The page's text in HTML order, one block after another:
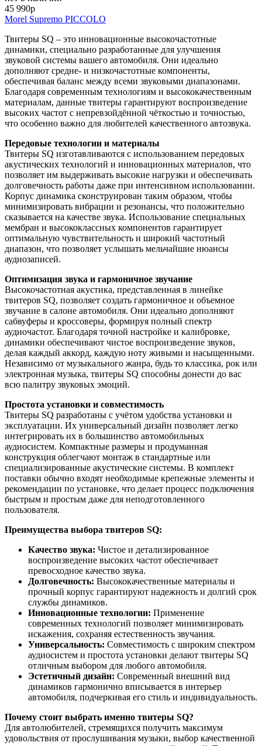
45 990p
Morel Supremo PICCOLO
Твитеры SQ – это инновационные высокочастотные
динамики, специально разработанные для улучшения
звуковой системы вашего автомобиля. Они идеально
дополняют средне- и низкочастотные компоненты,
обеспечивая баланс между всеми звуковыми диапазонами.
Благодаря современным технологиям и высококачественным
материалам, данные твитеры гарантируют воспроизведение
высоких частот с непревзойдённой чёткостью и точностью,
что особенно важно для любителей качественного автозвука.
Передовые технологии и материалы
Твитеры SQ изготавливаются с использованием передовых
акустических технологий и инновационных материалов, что
позволяет им выдерживать высокие нагрузки и обеспечивать
долговечность работы даже при интенсивном использовании.
Корпус динамика сконструирован таким образом, чтобы
минимизировать вибрации и резонансы, что положительно
сказывается на качестве звука. Использование специальных
мембран и высококлассных компонентов гарантирует
оптимальную чувствительность и широкий частотный
диапазон, что позволяет услышать мельчайшие нюансы
аудиозаписей.
Оптимизация звука и гармоничное звучание
Высокочастотная акустика, представленная в линейке
твитеров SQ, позволяет создать гармоничное и объемное
звучание в салоне автомобиля. Они идеально дополняют
сабвуферы и кроссоверы, формируя полный спектр
аудиочастот. Благодаря точной настройке и калибровке,
динамики обеспечивают чистое воспроизведение звуков,
делая каждый аккорд, каждую ноту живыми и насыщенными.
Независимо от музыкального жанра, будь то классика, рок или
электронная музыка, твитеры SQ способны донести до вас
всю палитру звуковых эмоций.
Простота установки и совместимость
Твитеры SQ разработаны с учётом удобства установки и
эксплуатации. Их универсальный дизайн позволяет легко
интегрировать их в большинство автомобильных
аудиосистем. Компактные размеры и продуманная
конструкция облегчают монтаж в стандартные или
специализированные акустические системы. В комплект
поставки обычно входят необходимые крепежные элементы и
рекомендации по установке, что делает процесс подключения
быстрым и простым даже для неподготовленного
пользователя.
Преимущества выбора твитеров SQ:
Качество звука: Чистое и детализированное
воспроизведение высоких частот обеспечивает
превосходное качество звука.
Долговечность: Высококачественные материалы и
прочный корпус гарантируют надежность и долгий срок
службы динамиков.
Инновационные технологии: Применение
современных технологий позволяет минимизировать
искажения, сохраняя естественность звучания.
Универсальность: Совместимость с широким спектром
аудиосистем и простота установки делают твитеры SQ
отличным выбором для любого автомобиля.
Эстетичный дизайн: Современный внешний вид
динамиков гармонично вписывается в интерьер
автомобиля, подчеркивая его стиль и индивидуальность.
Почему стоит выбрать именно твитеры SQ?
Для автолюбителей, стремящихся получить максимум
удовольствия от прослушивания музыки, выбор качественной